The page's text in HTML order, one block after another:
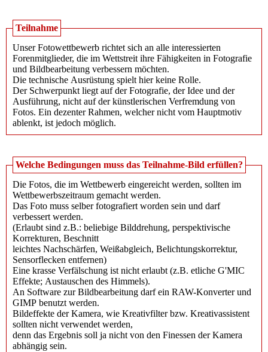
Teilnahme
Unser Fotowettbewerb richtet sich an alle interessierten
Forenmitglieder, die im Wettstreit ihre Fähigkeiten in Fotografie
und Bildbearbeitung verbessern möchten.
Die technische Ausrüstung spielt hier keine Rolle.
Der Schwerpunkt liegt auf der Fotografie, der Idee und der
Ausführung, nicht auf der künstlerischen Verfremdung von
Fotos. Ein dezenter Rahmen, welcher nicht vom Hauptmotiv
ablenkt, ist jedoch möglich.
Welche Bedingungen muss das Teilnahme-Bild erfüllen?
Die Fotos, die im Wettbewerb eingereicht werden, sollten im
Wettbewerbszeitraum gemacht werden.
Das Foto muss selber fotografiert worden sein und darf
verbessert werden.
(Erlaubt sind z.B.: beliebige Bilddrehung​, perspektivische
Korrekturen​, Beschnitt
leichtes Nachschärfen, Weißabgleich​, Belichtungskorrektur​,
Sensorflecken entfernen​)
Eine krasse Verfälschung ist nicht erlaubt (z.B. etliche G'MIC
Effekte; Austauschen des Himmels).
An Software zur Bildbearbeitung darf ein RAW-Konverter und
GIMP benutzt werden.
Bildeffekte der Kamera, wie Kreativfilter bzw. Kreativassistent
sollten nicht verwendet werden,
denn das Ergebnis soll ja nicht von den Finessen der Kamera
abhängig sein.